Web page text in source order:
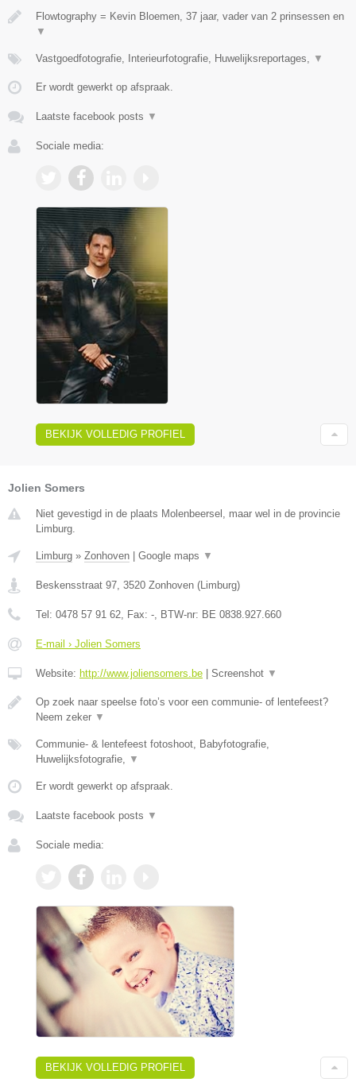
Flowtography = Kevin Bloemen, 37 jaar, vader van 2 prinsessen en
▼
Vastgoedfotografie, Interieurfotografie, Huwelijksreportages, ▼
Er wordt gewerkt op afspraak.
Laatste facebook posts ▼
Sociale media:
BEKIJK VOLLEDIG PROFIEL
Jolien Somers
Niet gevestigd in de plaats Molenbeersel, maar wel in de provincie
Limburg.
Limburg » Zonhoven | Google maps ▼
Beskensstraat 97 3520 Zonhoven (Limburg)
Tel: 0478 57 91 62 , Fax: - , BTW-nr: BE 0838.927.660
E-mail › Jolien Somers
Website: http://www.joliensomers.be | Screenshot ▼
Op zoek naar speelse foto’s voor een communie- of lentefeest?
Neem zeker ▼
Communie- & lentefeest fotoshoot, Babyfotografie,
Huwelijksfotografie,
▼
Er wordt gewerkt op afspraak.
Laatste facebook posts ▼
Sociale media:
BEKIJK VOLLEDIG PROFIEL